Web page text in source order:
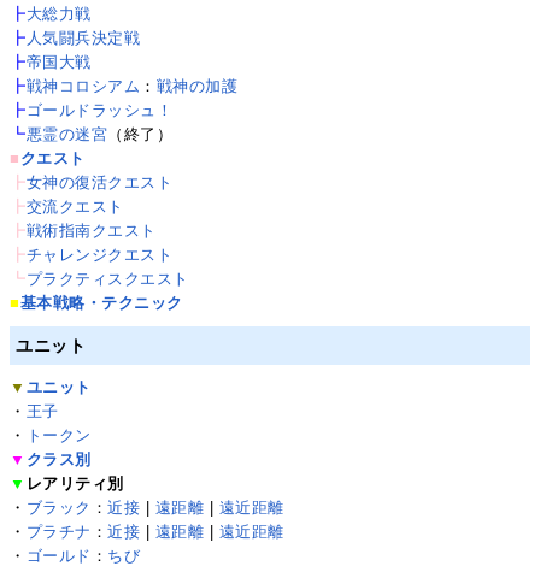
┣大総力戦
┣ 人気闘兵決定戦
┣帝国大戦
┣戦神コロシアム ： 戦神の加護
┣ ゴールドラッシュ！
┗悪霊の迷宮 （終了）
■ クエスト
┣女神の復活クエスト
┣交流クエスト
┣戦術指南クエスト
┣チャレンジクエスト
┗プラクティスクエスト
■基本戦略・テクニック
ユニット
▼ ユニット
・ 王子
・
トークン
▼ クラス別
▼ レアリティ別
・ ブラック ：近接 遠距離
遠近距離
・ プラチナ ：近接 遠距離
遠近距離
・ ゴールド ： ちび